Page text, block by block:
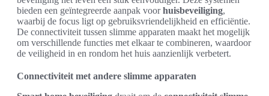
bieden een geïntegreerde aanpak voorhuisbeveiliging,
waarbij de focus ligt op gebruiksvriendelijkheid en efficiëntie.
De connectiviteit tussen slimme apparaten maakt het mogelijk
om verschillende functies met elkaar te combineren, waardoor
de veiligheid in en rondom het huis aanzienlijk verbetert.
Connectiviteit met andere slimme apparaten